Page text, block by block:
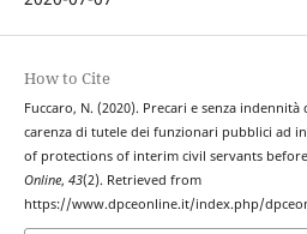
How to Cite
Fuccaro, N. (2020). Precari e senza
carenza di tutele dei funzionari pubblici ad
of protections of interim civil servants before
Online, 43(2). Retrieved from
https://www.dpceonline.it/index.php/